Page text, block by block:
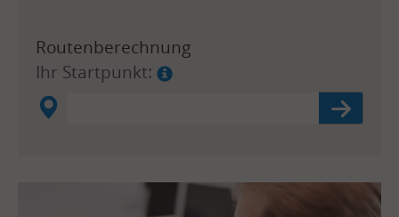
Routenberechnung
Ihr Startpunkt: